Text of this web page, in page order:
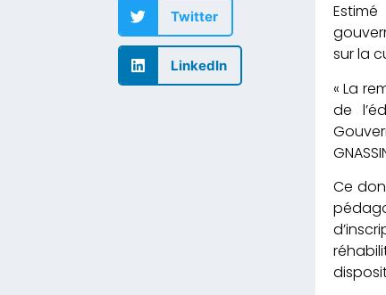
Twitter
LinkedIn
sur la
« La
de
Ce